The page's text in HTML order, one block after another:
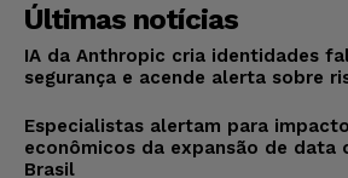
Últimas notícias
IA da Anthropic cria identidades
segurança e acende alerta sobre
Especialistas alertam para
econômicos da expansão de data
Brasil